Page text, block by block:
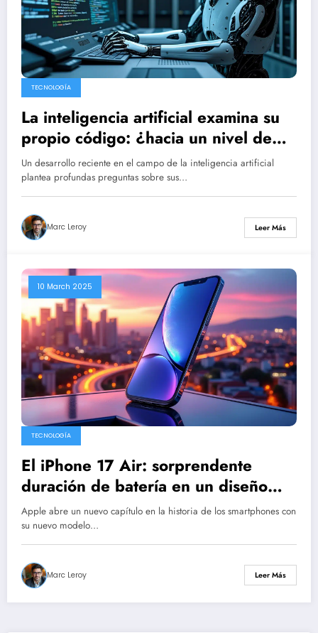
TECNOLOGÍA
La inteligencia artificial examina su
propio código: ¿hacia un nivel de
autonomía preocupante?
Un desarrollo reciente en el campo de la inteligencia artificial
plantea profundas preguntas sobre sus…
Marc Leroy Leer Más
10 March 2025
TECNOLOGÍA
El iPhone 17 Air: sorprendente
duración de batería en un diseño
ultrafino
Apple abre un nuevo capítulo en la historia de los smartphones con
su nuevo modelo…
Marc Leroy Leer Más